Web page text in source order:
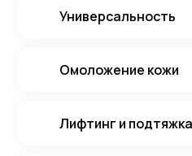
Универсальность
Омоложение кожи
Лифтинг и подтяжка